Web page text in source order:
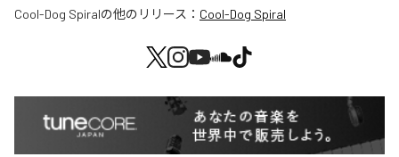
Cool-Dog Spiralの他のリリース： Cool-Dog Spiral